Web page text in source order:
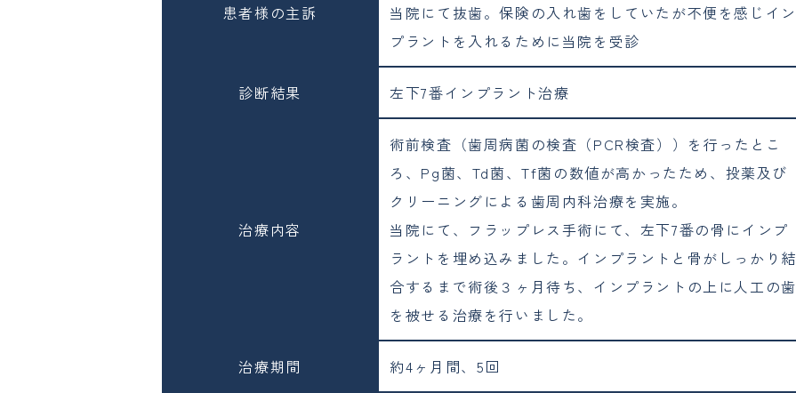
患者様の主訴
当院にて抜歯。保険の入れ歯をしていたが不便を感じイン
プラントを入れるために当院を受診
診断結果 左下7番インプラント治療
治療内容
術前検査（歯周病菌の検査（PCR検査））を行ったとこ
ろ、Pg菌、Td菌、Tf菌の数値が高かったため、投薬及び
クリーニングによる歯周内科治療を実施。
当院にて、フラップレス手術にて、左下7番の骨にインプ
ラントを埋め込みました。インプラントと骨がしっかり結
合するまで術後３ヶ月待ち、インプラントの上に人工の歯
を被せる治療を行いました。
治療期間 約4ヶ月間、5回